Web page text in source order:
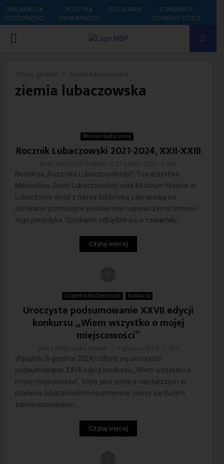
DEKLARACJA
DOSTĘPNOŚCI
POLITYKA
PRYWATNOŚCI
REGULAMIN
STANDARDY
OCHRONY DZIECI
PRIMARY
ziemia lubaczowska
Minione wydarzenia
Rocznik Lubaczowski 2021-2024, XXII-XXIII
Redakcja „Rocznika Lubaczowskiego”, Towarzystwo
Miłośników Ziemi Lubaczowskiej oraz Muzeum Kresów w
Lubaczowie wraz z naszą Biblioteką zapraszają na
spotkanie promocyjne poświęcone najnowszemu tomowi
tego periodyka. Spotkanie odbędzie się w czwartek,...
Czytaj więcej
Czytelnia dla Dorosłych Konkursy
Uroczyste podsumowanie XXVII edycji
konkursu „Wiem wszystko o mojej
miejscowości”
W piątek (6 grudnia 2024) odbyło się uroczyste
podsumowanie XXVII edycji konkursu „Wiem wszystko o
mojej miejscowości”, który jako jeden z najstarszych w
powiecie lubaczowskim niezmiennie cieszy się dużym
zainteresowaniem...
Czytaj więcej